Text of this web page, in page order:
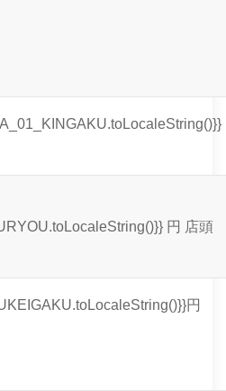
円 店頭
円